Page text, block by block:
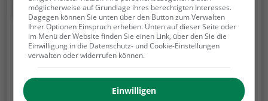
überschlagen - alles ganz ohne euch wehzutun.
Mehr erfahren
Bubble Soccer Damme
Was auf den ersten Blick etwas eigenartig aussehen
mag, ist ein echtes Spiel. Beim Bubble-Soccer – auch
bekannt als Bubble-Fußball oder Bumper-Soccer –
möglicherweise auf Grundlage ihres berechtigten Interesses.
Dagegen können Sie unten über den Button zum Verwalten
Ihrer Optionen Einspruch erheben. Unten auf dieser Seite oder
im Menü der Website finden Sie einen Link, über den Sie die
Einwilligung in die Datenschutz- und Cookie-Einstellungen
verwalten oder widerrufen können.
Einwilligen